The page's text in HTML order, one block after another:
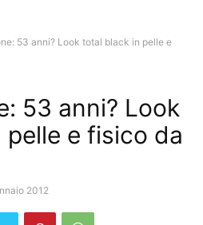
53 anni? Look total black in pelle e
53 anni? Look
e fisico da
2012